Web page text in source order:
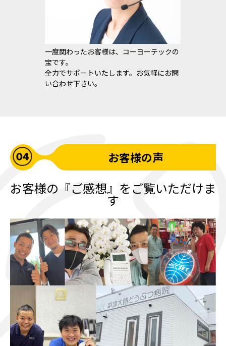
一度関わったお客様は、コーヨーテックの
宝です。
全力でサポートいたします。お気軽にお問
い合わせ下さい。
お客様の声
お客様の『ご感想』をご覧いただけま
す